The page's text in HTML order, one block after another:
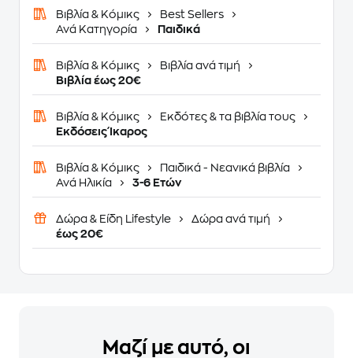
Βιβλία & Κόμικς
Best Sellers
Ανά Κατηγορία
Παιδικά
Βιβλία & Κόμικς
Βιβλία ανά τιμή
Βιβλία έως 20€
Βιβλία & Κόμικς
Εκδότες & τα βιβλία τους
Εκδόσεις Ίκαρος
Βιβλία & Κόμικς
Παιδικά - Νεανικά βιβλία
Ανά Ηλικία
3-6 Ετών
Δώρα & Είδη Lifestyle
Δώρα ανά τιμή
έως 20€
Μαζί με αυτό, οι